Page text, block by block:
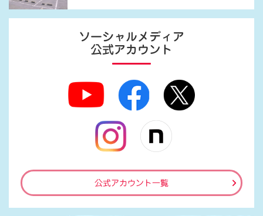
ソーシャルメディア
公式アカウント
公式アカウント一覧